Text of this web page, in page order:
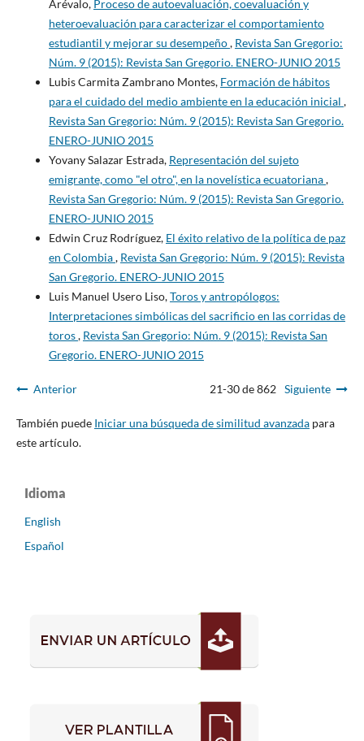
Arévalo, Proceso de autoevaluación, coevaluación y
heteroevaluación para caracterizar el comportamiento
estudiantil y mejorar su desempeño, Revista San Gregorio:
Núm. 9 (2015): Revista San Gregorio. ENERO-JUNIO 2015
Lubis Carmita Zambrano Montes, Formación de hábitos
para el cuidado del medio ambiente en la educación inicial ,
Revista San Gregorio: Núm. 9 (2015): Revista San Gregorio.
ENERO-JUNIO 2015
Yovany Salazar Estrada, Representación del sujeto
emigrante, como "el otro", en la novelística ecuatoriana,
Revista San Gregorio: Núm. 9 (2015): Revista San Gregorio.
ENERO-JUNIO 2015
Edwin Cruz Rodríguez, El éxito relativo de la política de paz
en Colombia, Revista San Gregorio: Núm. 9 (2015): Revista
San Gregorio. ENERO-JUNIO 2015
Luis Manuel Usero Liso,Toros y antropólogos:
Interpretaciones simbólicas del sacrificio en las corridas de
toros, Revista San Gregorio: Núm. 9 (2015): Revista San
Gregorio. ENERO-JUNIO 2015
Anterior 21-30 de 862 Siguiente
También puede Iniciar una búsqueda de similitud avanzadapara
este artículo.
Idioma
English
Español